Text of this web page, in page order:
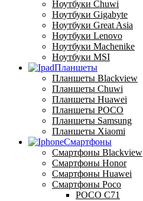
Ноутбуки Chuwi
Ноутбуки Gigabyte
Ноутбуки Great Asia
Ноутбуки Lenovo
Ноутбуки Machenike
Ноутбуки MSI
Планшеты
Планшеты Blackview
Планшеты Chuwi
Планшеты Huawei
Планшеты POCO
Планшеты Samsung
Планшеты Xiaomi
Смартфоны
Смартфоны Blackview
Смартфоны Honor
Смартфоны Huawei
Смартфоны Poco
POCO C71